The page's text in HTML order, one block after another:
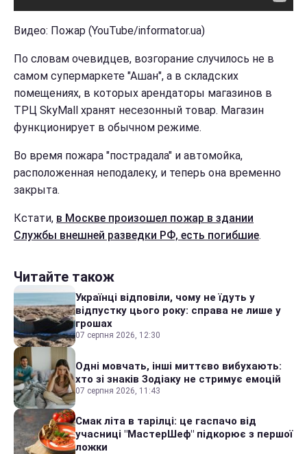
Видео: Пожар (YouTube/informator.ua)
По словам очевидцев, возгорание случилось не в
самом супермаркете "Ашан", а в складских
помещениях, в которых арендаторы магазинов в
ТРЦ SkyMall хранят несезонный товар. Магазин
функционирует в обычном режиме.
Во время пожара "пострадала" и автомойка,
расположенная неподалеку, и теперь она временно
закрыта.
Кстати, в Москве произошел пожар в здании
Службы внешней разведки РФ, есть погибшие.
Читайте також
Українці відповіли, чому не їдуть у
відпустку цього року: справа не лише у
грошах
07 серпня 2026, 12:30
Одні мовчать, інші миттєво вибухають:
хто зі знаків Зодіаку не стримує емоцій
07 серпня 2026, 11:43
Смак літа в тарілці: це гаспачо від
учасниці "МастерШеф" підкорює з першої
ложки